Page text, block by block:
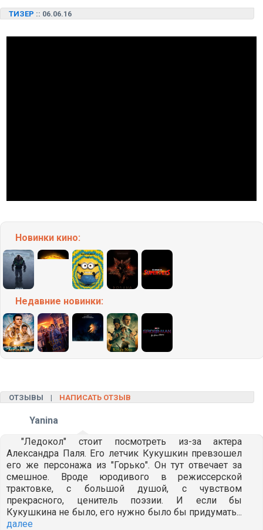
ТИЗЕР :: 06.06.16
Новинки кино:
Недавние новинки:
ОТЗЫВЫ | НАПИСАТЬ ОТЗЫВ
Yanina
"Ледокол" стоит посмотреть из-за актера
Александра Паля. Его летчик Кукушкин превзошел
его же персонажа из "Горько". Он тут отвечает за
смешное. Вроде юродивого в режиссерской
трактовке, с большой душой, с чувством
прекрасного, ценитель поэзии. И если бы
Кукушкина не было, его нужно было бы придумать...
далее